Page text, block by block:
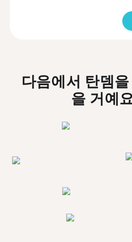
다음에서 탄뎀
을 거예